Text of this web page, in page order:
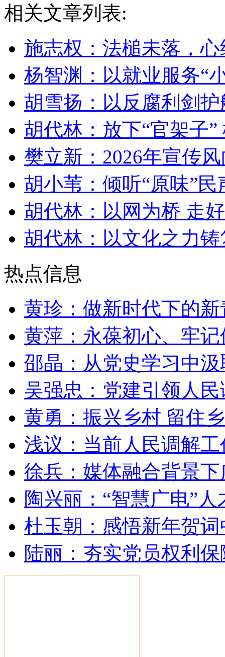
相关文章列表:
施志权：法槌未落，
杨智渊：以就业服务“
胡雪扬：以反腐利剑护
胡代林：放下“官架子”
樊立新：2026年宣传
胡小苇：倾听“原味”
胡代林：以网为桥 走
胡代林：以文化之力
热点信息
黄珍：做新时代下的新
黄萍：永葆初心、牢
邵晶：从党史学习中
吴强忠：党建引领人
黄勇：振兴乡村 留住
浅议：当前人民调解
徐兵：媒体融合背景
陶兴丽：“智慧广电”
杜玉朝：感悟新年贺
陆丽：夯实党员权利